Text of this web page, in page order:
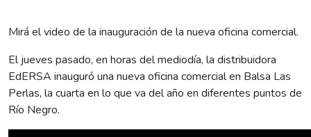
Mirá el video de la inauguración de la nueva oficina comercial.
El jueves pasado, en horas del mediodía, la distribuidora
EdERSA inauguró una nueva oficina comercial en Balsa Las
Perlas, la cuarta en lo que va del año en diferentes puntos de
Río Negro.